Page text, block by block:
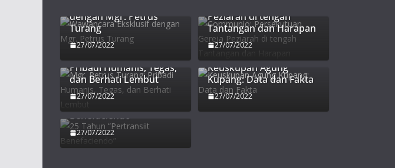
dengan Mgr. Petrus
Turang
27/07/2022
Peziarah di tengah
Tantangan dan Harapan
27/07/2022
Pribadi Humanis, Tegas,
dan Berhati Lembut
27/07/2022
Keuskupan Agung
Kupang: Data dan Fakta
27/07/2022
25 Tahun “Pertransiit
Benefaciendo”
27/07/2022